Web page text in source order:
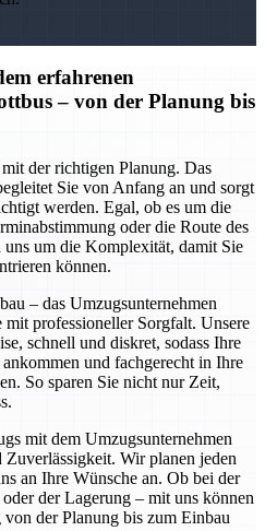
erfahrenen
– von der Planung bis
der richtigen Planung. Das
Sie von Anfang an und sorgt
werden. Egal, ob es um die
oder die Route des
um die Komplexität, damit Sie
können.
– das Umzugsunternehmen
professioneller Sorgfalt. Unsere
schnell und diskret, sodass Ihre
und fachgerecht in Ihre
So sparen Sie nicht nur Zeit,
mit dem Umzugsunternehmen
Zuverlässigkeit. Wir planen jeden
an Ihre Wünsche an. Ob bei der
der Lagerung – mit uns können
der Planung bis zum Einbau